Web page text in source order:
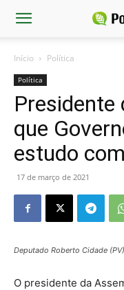
Início Política
Política
Presidente
que
estudo
17 de março de 2021
Deputado Roberto Cidade (PV)
O presidente da